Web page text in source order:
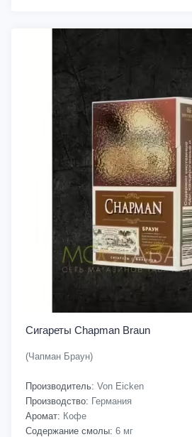
Сигареты Chapman Braun
(Чапман Браун)
Производитель: Von Eicken
Производство: Германия
Аромат: Кофе
Содержание смолы: 6 мг